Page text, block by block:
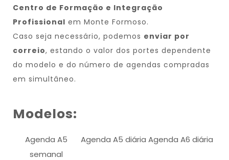
Centro de Formação e Integração
Profissional em Monte Formoso.
Caso seja necessário, podemos enviar por
correio, estando o valor dos portes dependente
do modelo e do número de agendas compradas
em simultâneo.
Modelos:
Agenda A5
semanal
Agenda A5 diária Agenda A6 diária